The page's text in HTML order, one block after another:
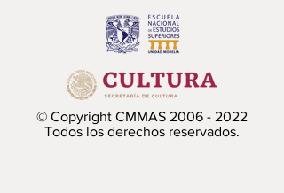
© Copyright CMMAS 2006 - 2022
Todos los derechos reservados.